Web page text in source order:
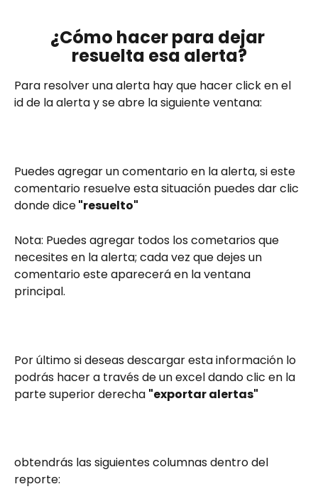
¿Cómo hacer para dejar
resuelta esa alerta?
Para resolver una alerta hay que hacer click en el
id de la alerta y se abre la siguiente ventana:
Puedes agregar un comentario en la alerta, si este
comentario resuelve esta situación puedes dar clic
donde dice "resuelto"
Nota: Puedes agregar todos los cometarios que
necesites en la alerta; cada vez que dejes un
comentario este aparecerá en la ventana
principal.
Por último si deseas descargar esta información lo
podrás hacer a través de un excel dando clic en la
parte superior derecha "exportar alertas"
obtendrás las siguientes columnas dentro del
reporte: